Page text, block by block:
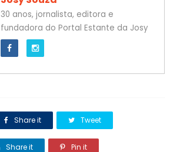
30 anos, jornalista, editora e
fundadora do Portal Estante da Josy
Share it Tweet
Share it Pin it